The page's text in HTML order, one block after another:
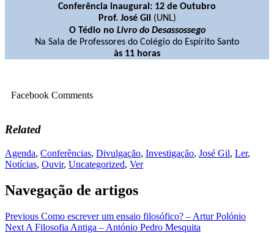
Conferência inaugural: 12 de Outubro
Prof. José Gil (UNL)
O Tédio no Livro do Desassossego
Na Sala de Professores do Colégio do Espírito Santo
às 11 horas
Facebook Comments
Related
Agenda, Conferências, Divulgação, Investigação, José Gil, Ler,
Notícias, Ouvir, Uncategorized, Ver
Navegação de artigos
Previous Como escrever um ensaio filosófico? – Artur Polónio
Next A Filosofia Antiga – António Pedro Mesquita